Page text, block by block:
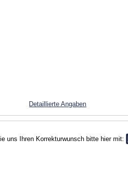
Detaillierte Angaben
uns Ihren Korrekturwunsch bitte hier mit: